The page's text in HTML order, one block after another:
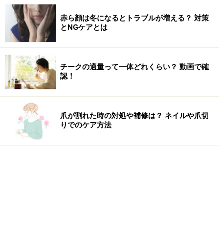
赤ら顔は冬になるとトラブルが増える？ 対策
とNGケアとは
チークの適量って一体どれくらい？ 動画で確
認！
爪が割れた時の対処や補修は？ ネイルや爪切
りでのケア方法